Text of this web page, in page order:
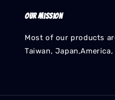
Our mission
Most of our products
Taiwan,